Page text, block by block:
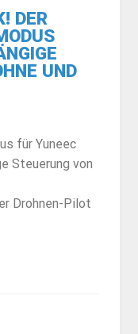
DER
UND
für Yuneec
Steuerung von
Drohnen-Pilot